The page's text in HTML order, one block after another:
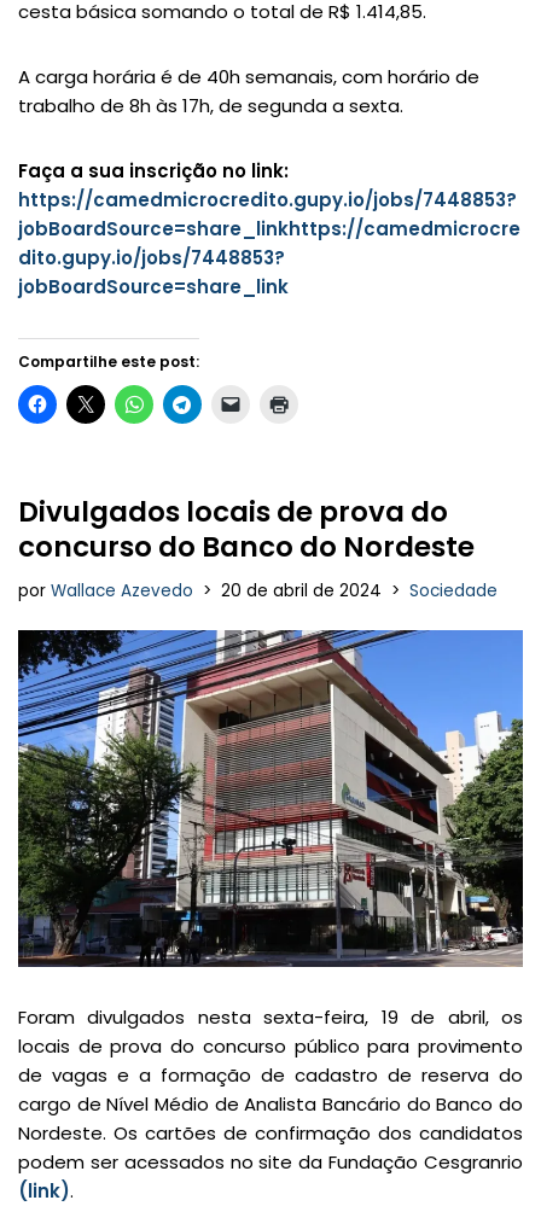
cesta básica somando o total de R$ 1.414,85.
A carga horária é de 40h semanais, com horário de
trabalho de 8h às 17h, de segunda a sexta.
Faça a sua inscrição no link:
https://camedmicrocredito.gupy.io/jobs/7448853?
jobBoardSource=share_linkhttps://camedmicrocre
dito.gupy.io/jobs/7448853?
jobBoardSource=share_link
Compartilhe este post:
Divulgados locais de prova do
concurso do Banco do Nordeste
por Wallace Azevedo 20 de abril de 2024 Sociedade
Foram divulgados nesta sexta-feira, 19 de abril, os
locais de prova do concurso público para provimento
de vagas e a formação de cadastro de reserva do
cargo de Nível Médio de Analista Bancário do Banco do
Nordeste. Os cartões de confirmação dos candidatos
podem ser acessados no site da Fundação Cesgranrio
(link).